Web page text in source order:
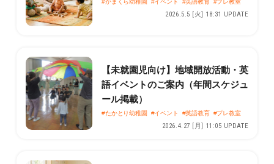
#かまくら幼稚園 #イベント #英語教育 #プレ教室
2026.5.5 [火] 18:31 UPDATE
【未就園児向け】地域開放活動・英
語イベントのご案内（年間スケジュ
ール掲載）
#たかとり幼稚園 #イベント #英語教育 #プレ教室
2026.4.27 [月] 11:05 UPDATE